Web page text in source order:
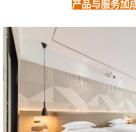
产品与服务加